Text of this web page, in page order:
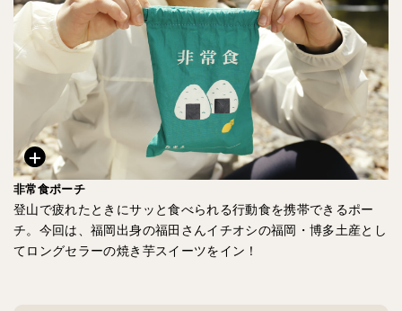
非常食ポーチ
登山で疲れたときにサッと食べられる行動食を携帯できるポー
チ。今回は、福岡出身の福田さんイチオシの福岡・博多土産とし
てロングセラーの焼き芋スイーツをイン！